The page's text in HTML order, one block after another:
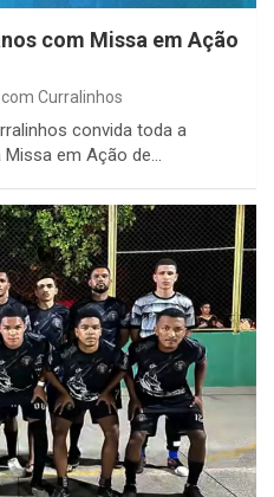
com Missa em Ação
Curralinhos
convida toda a
em Ação de…